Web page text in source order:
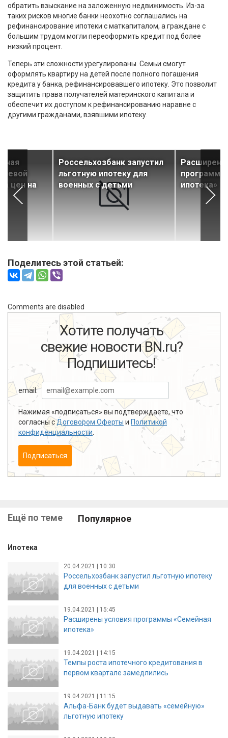
обратить взыскание на заложенную недвижимость. Из-за
таких рисков многие банки неохотно соглашались на
рефинансирование ипотеки с маткапиталом, а граждане с
большим трудом могли переоформить кредит под более
низкий процент.
Теперь эти сложности урегулированы. Семьи смогут
оформлять квартиру на детей после полного погашения
кредита у банка, рефинансировавшего ипотеку. Это позволит
защитить права получателей материнского капитала и
обеспечит их доступом к рефинансированию наравне с
другими гражданами, взявшими ипотеку.
цен на
Россельхозбанк запустил
льготную ипотеку для
военных с детьми
Расширены
ипотека»
Поделитесь этой статьей:
Comments are disabled
Хотите получать
свежие новости BN.ru?
Подпишитесь!
email:
Нажимая «подписаться» вы подтверждаете, что
согласны сДоговором Оферты и Политикой
конфиденциальности
Подписаться
Ещё по теме Популярное
Ипотека
20.04.2021 | 10:30
Россельхозбанк запустил льготную ипотеку
для военных с детьми
19.04.2021 | 15:45
Расширены условия программы «Семейная
ипотека»
19.04.2021 | 14:15
Темпы роста ипотечного кредитования в
первом квартале замедлились
19.04.2021 | 11:15
Альфа-Банк будет выдавать «семейную»
льготную ипотеку